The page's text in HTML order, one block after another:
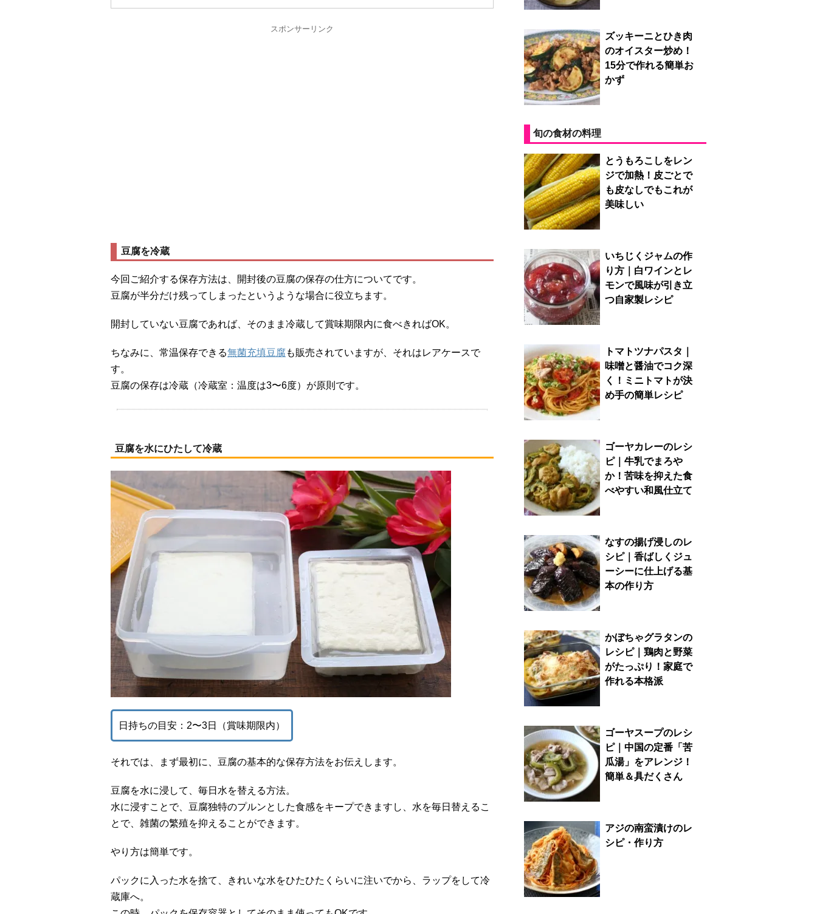
スポンサーリンク
豆腐を冷蔵
今回ご紹介する保存方法は、開封後の豆腐の保存の仕方についてです。
豆腐が半分だけ残ってしまったというような場合に役立ちます。
開封していない豆腐であれば、そのまま冷蔵して賞味期限内に食べきればOK。
ちなみに、常温保存できる無菌充填豆腐も販売されていますが、それはレアケースで
す。
豆腐の保存は冷蔵（冷蔵室：温度は3〜6度）が原則です。
豆腐を水にひたして冷蔵
日持ちの目安：2〜3日（賞味期限内）
それでは、まず最初に、豆腐の基本的な保存方法をお伝えします。
豆腐を水に浸して、毎日水を替える方法。
水に浸すことで、豆腐独特のプルンとした食感をキープできますし、水を毎日替えるこ
とで、雑菌の繁殖を抑えることができます。
やり方は簡単です。
パックに入った水を捨て、きれいな水をひたひたくらいに注いでから、ラップをして冷
蔵庫へ。
ズッキーニとひき肉
のオイスター炒め！
15分で作れる簡単お
かず
旬の食材の料理
とうもろこしをレン
ジで加熱！皮ごとで
も皮なしでもこれが
美味しい
いちじくジャムの作
り方｜白ワインとレ
モンで風味が引き立
つ自家製レシピ
トマトツナパスタ｜
味噌と醤油でコク深
く！ミニトマトが決
め手の簡単レシピ
ゴーヤカレーのレシ
ピ｜牛乳でまろや
か！苦味を抑えた食
べやすい和風仕立て
なすの揚げ浸しのレ
シピ｜香ばしくジュ
ーシーに仕上げる基
本の作り方
かぼちゃグラタンの
レシピ｜鶏肉と野菜
がたっぷり！家庭で
作れる本格派
ゴーヤスープのレシ
ピ｜中国の定番「苦
瓜湯」をアレンジ！
簡単＆具だくさん
アジの南蛮漬けのレ
シピ・作り方